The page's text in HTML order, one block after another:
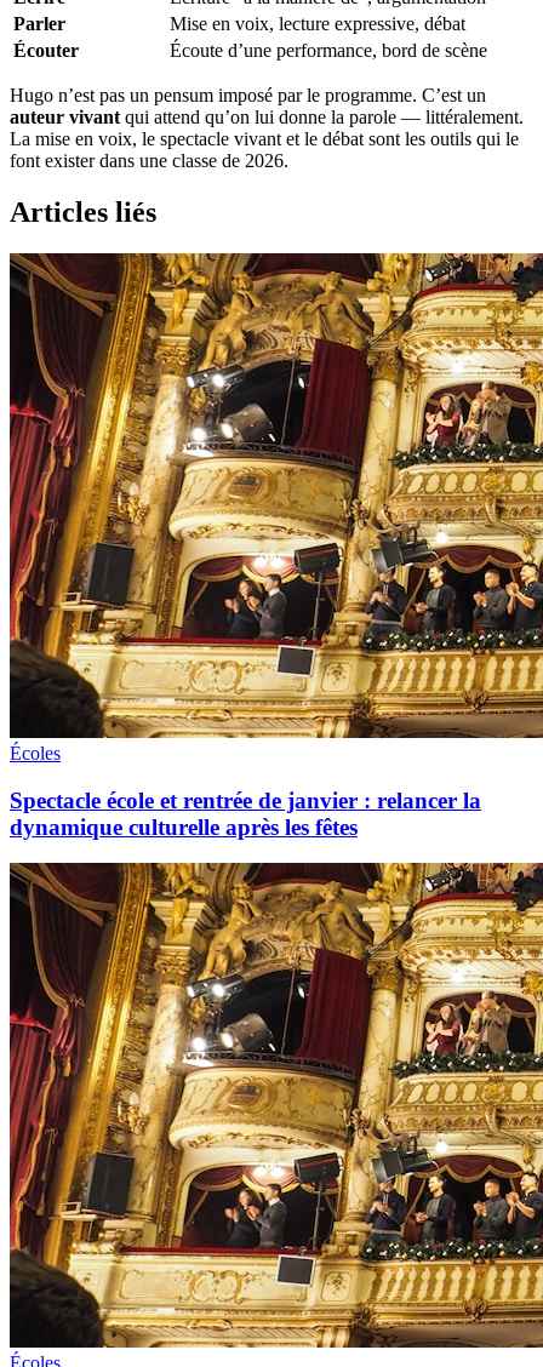
Parler
Mise en voix, lecture expressive, débat
Écouter
Écoute d’une performance, bord de scène
Hugo n’est pas un pensum imposé par le programme. C’est un
auteur vivant qui attend qu’on lui donne la parole — littéralement.
La mise en voix, le spectacle vivant et le débat sont les outils qui le
font exister dans une classe de 2026.
Articles liés
Écoles
Spectacle école et rentrée de janvier : relancer la
dynamique culturelle après les fêtes